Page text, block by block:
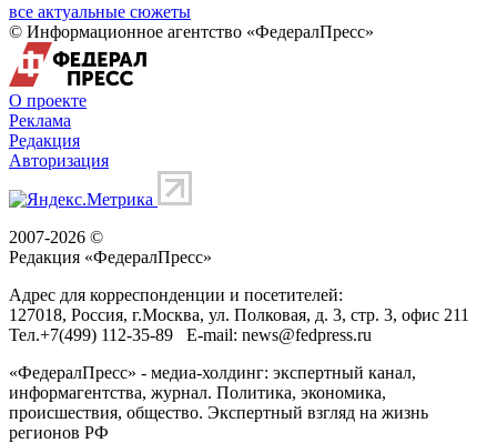
все актуальные сюжеты
© Информационное агентство «ФедералПресс»
О проекте
Реклама
Редакция
Авторизация
2007-2026 ©
Редакция «ФедералПресс»
Адрес для корреспонденции и посетителей:
127018, Россия, г.Москва, ул. Полковая, д. 3, стр. 3, офис 211
Тел.+7(499) 112-35-89 E-mail: news@fedpress.ru
«ФедералПресс» - медиа-холдинг: экспертный канал,
информагентства, журнал. Политика, экономика,
происшествия, общество. Экспертный взгляд на жизнь
регионов РФ